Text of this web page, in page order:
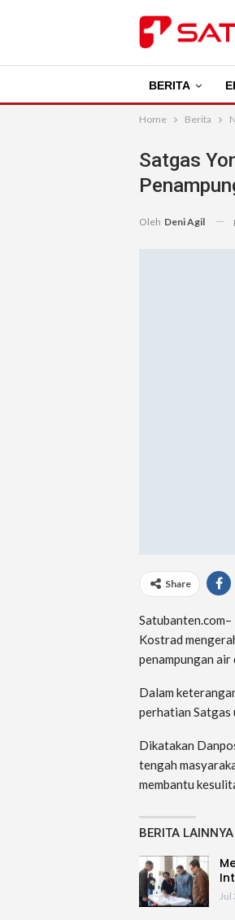
BERITA
Home Berita
Satgas
Oleh Deni Agil
Share
Kostrad
penampungan air
Dalam
perhatian Satgas
Dikatakan
tengah
membantu
BERITA LAINNYA
Jul